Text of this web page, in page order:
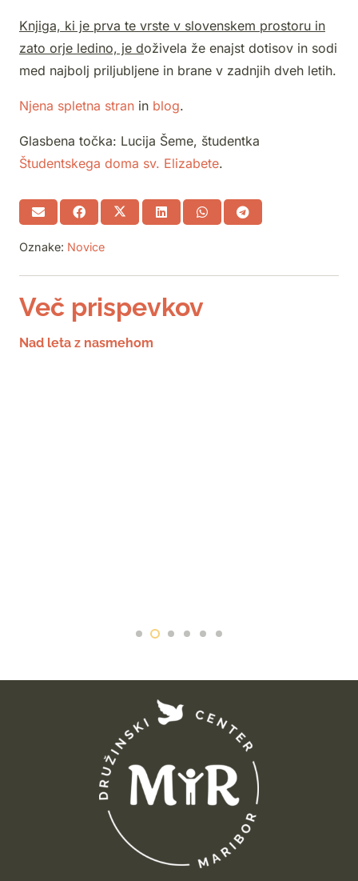
Knjiga, ki je prva te vrste v slovenskem prostoru in
zato orje ledino, je doživela že enajst dotisov in sodi
med najbolj priljubljene in brane v zadnjih dveh letih.
Njena spletna stran in blog.
Glasbena točka: Lucija Šeme, študentka
Študentskega doma sv. Elizabete.
Oznake: Novice
Več prispevkov
Nad leta z nasmehom